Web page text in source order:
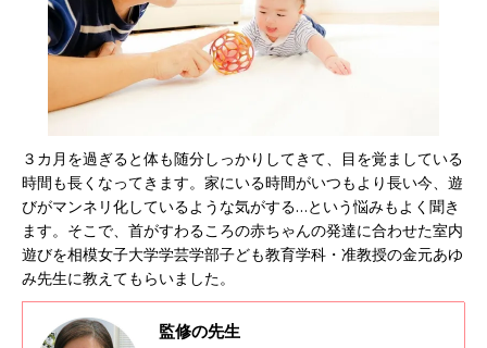
３カ月を過ぎると体も随分しっかりしてきて、目を覚ましている
時間も長くなってきます。家にいる時間がいつもより長い今、遊
びがマンネリ化しているような気がする…という悩みもよく聞き
ます。そこで、首がすわるころの赤ちゃんの発達に合わせた室内
遊びを相模女子大学学芸学部子ども教育学科・准教授の金元あゆ
み先生に教えてもらいました。
監修の先生